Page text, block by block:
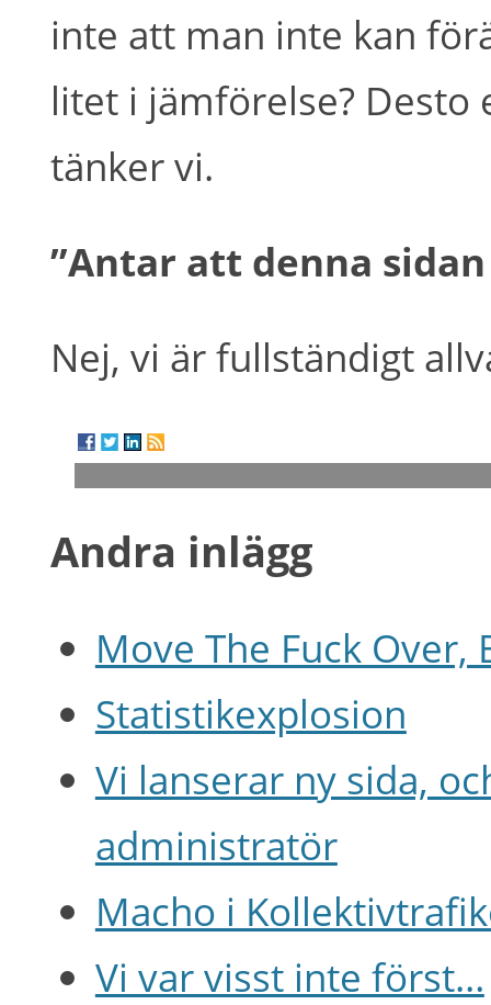
inte att man inte kan
litet i jämförelse? Desto
tänker vi.
”Antar att denna
Nej, vi är fullständigt
Andra inlägg
Move The Fuck Over,
Statistikexplosion
Vi lanserar ny sida,
administratör
Macho i
Vi var visst inte först…